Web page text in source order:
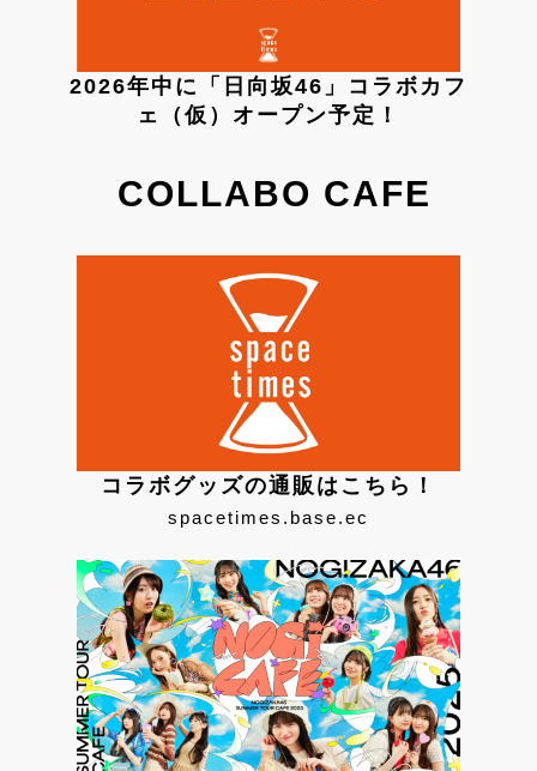
2026年中に「日向坂46」コラボカフ
ェ（仮）オープン予定！
COLLABO CAFE
コラボグッズの通販はこちら！
spacetimes.base.ec